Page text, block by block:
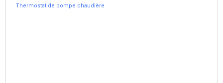
Thermostat de pompe chaudière